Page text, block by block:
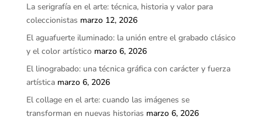
La serigrafía en el arte: técnica, historia y valor para
coleccionistas marzo 12, 2026
El aguafuerte iluminado: la unión entre el grabado clásico
y el color artístico marzo 6, 2026
El linograbado: una técnica gráfica con carácter y fuerza
artística marzo 6, 2026
El collage en el arte: cuando las imágenes se
transforman en nuevas historias marzo 6, 2026